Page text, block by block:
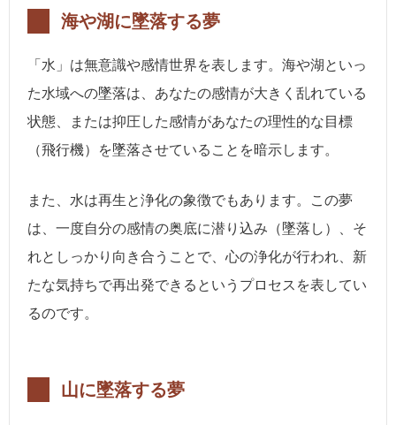
海や湖に墜落する夢
「水」は無意識や感情世界を表します。海や湖といっ
た水域への墜落は、あなたの感情が大きく乱れている
状態、または抑圧した感情があなたの理性的な目標
（飛行機）を墜落させていることを暗示します。
また、水は再生と浄化の象徴でもあります。この夢
は、一度自分の感情の奥底に潜り込み（墜落し）、そ
れとしっかり向き合うことで、心の浄化が行われ、新
たな気持ちで再出発できるというプロセスを表してい
るのです。
山に墜落する夢